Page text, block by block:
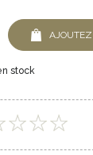
stock